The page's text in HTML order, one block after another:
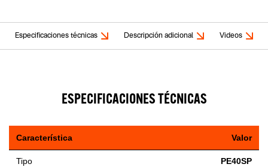
Especificaciones técnicas Descripción adicional Videos
ESPECIFICACIONES TÉCNICAS
Característica Valor
Tipo PE40SP